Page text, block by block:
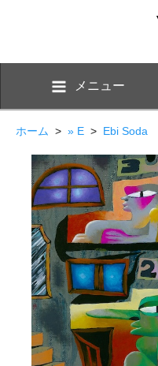
メニュー
ホーム > » E > Ebi Soda